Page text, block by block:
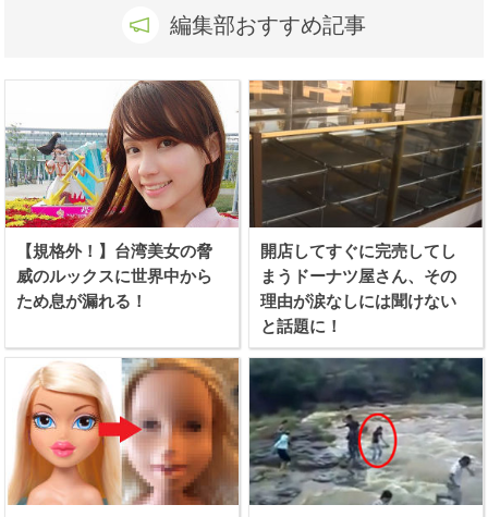
編集部おすすめ記事
【規格外！】台湾美女の脅
威のルックスに世界中から
ため息が漏れる！
開店してすぐに完売してし
まうドーナツ屋さん、その
理由が涙なしには聞けない
と話題に！